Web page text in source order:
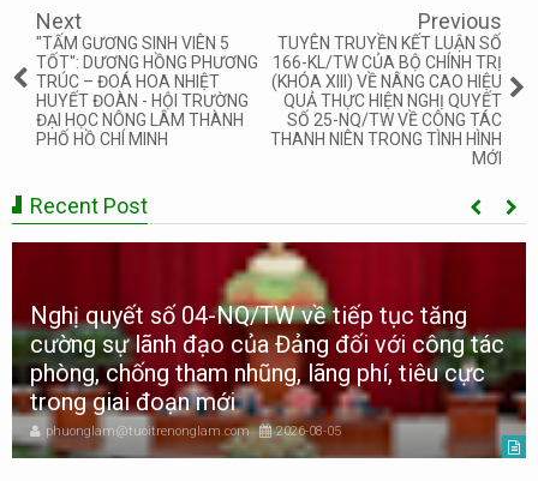
Next
"TẤM GƯƠNG SINH VIÊN 5
TỐT": DƯƠNG HỒNG PHƯƠNG
TRÚC – ĐOÁ HOA NHIỆT
HUYẾT ĐOÀN - HỘI TRƯỜNG
ĐẠI HỌC NÔNG LÂM THÀNH
PHỐ HỒ CHÍ MINH
Previous
TUYÊN TRUYỀN KẾT LUẬN SỐ
166-KL/TW CỦA BỘ CHÍNH TRỊ
(KHÓA XIII) VỀ NÂNG CAO HIỆU
QUẢ THỰC HIỆN NGHỊ QUYẾT
SỐ 25-NQ/TW VỀ CÔNG TÁC
THANH NIÊN TRONG TÌNH HÌNH
MỚI
Recent Post
Nghị quyết số 04-NQ/TW về tiếp tục tăng
cường sự lãnh đạo của Đảng đối với công tác
phòng, chống tham nhũng, lãng phí, tiêu cực
trong giai đoạn mới
phuonglam@tuoitrenonglam.com 2026-08-05